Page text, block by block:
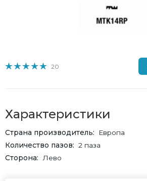
20
Характеристики
Страна производитель
Европа
Количество пазов
2 паза
Сторона
Лево